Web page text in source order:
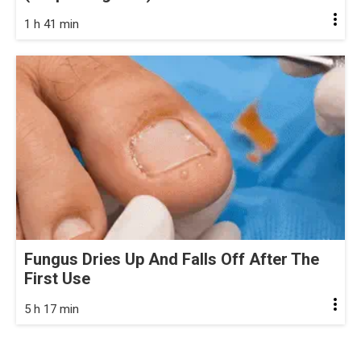
1 h 41 min
Fungus Dries Up And Falls Off After The
First Use
5 h 17 min